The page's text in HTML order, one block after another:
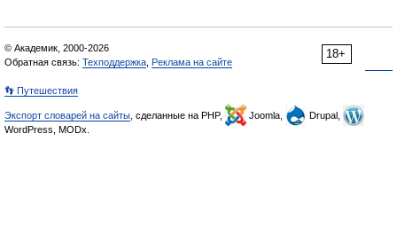
18+
© Академик, 2000-2026
Обратная связь: Техподдержка Реклама на сайте
👣 Путешествия
Экспорт словарей на сайты , сделанные на PHP, Joomla,
Drupal,
WordPress, MODx.